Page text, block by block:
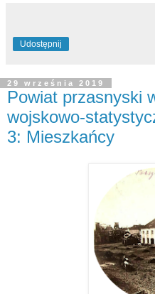
Udostępnij
29 września 2019
Powiat przasnyski
wojskowo-
3: Mieszkańcy